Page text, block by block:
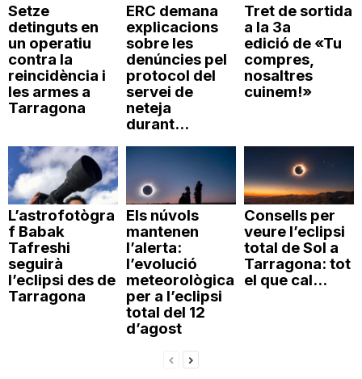
Setze
detinguts en
un operatiu
contra la
reincidència i
les armes a
Tarragona
ERC demana
explicacions
sobre les
denúncies pel
protocol del
servei de
neteja
durant...
Tret de sortida
a la 3a
edició de «Tu
compres,
nosaltres
cuinem!»
L’astrofotògra
f Babak
Tafreshi
seguirà
l’eclipsi des de
Tarragona
Els núvols
mantenen
l’alerta:
l’evolució
meteorològica
per a l’eclipsi
total del 12
d’agost
Consells per
veure l’eclipsi
total de Sol a
Tarragona: tot
el que cal...